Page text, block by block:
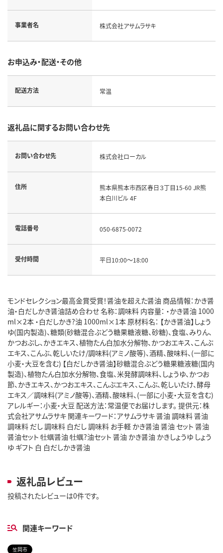
事業者名 株式会社アサムラサキ
お申込み・配送・その他
配送方法 常温
返礼品に関するお問い合わせ先
お問い合わせ先 株式会社ローカル
住所
熊本県熊本市西区春日３丁目15-60 JR熊
本白川ビル 4F
電話番号 050-6875-0072
受付時間 平日10:00～18:00
モンドセレクション最高金賞受賞！醤油を超えた醤油 商品情報：かき醤
油・白だしかき醤油詰め合わせ 名称：調味料 内容量： ・かき醤油 1000
ml×2本 ・白だしかき?油 1000ml×1本 原材料名： 【かき醤油】しょう
ゆ(国内製造)、糖類(砂糖混合ぶどう糖果糖液糖、砂糖)、食塩、みりん、
かつおぶし、かきエキス、植物たん白加水分解物、かつおエキス、こんぶ
エキス、こんぶ、乾しいたけ/調味料(アミノ酸等)、酒精、酸味料、(一部に
小麦・大豆を含む) 【白だしかき醤油】砂糖混合ぶどう糖果糖液糖(国内
製造)、植物たん白加水分解物、食塩、米発酵調味料、しょうゆ、かつお
節、かきエキス、かつおエキス、こんぶエキス、こんぶ、乾しいたけ、酵母
エキス／調味料(アミノ酸等)、酒精、酸味料、(一部に小麦・大豆を含む)
アレルギー：小麦・大豆 配送方法：常温便でお届けします。 提供元：株
式会社アサムラサキ 関連キーワード：アサムラサキ 醤油 調味料 醤油
調味料 だし 調味料 白だし 調味料 お手軽 かき醤油 醤油 セット 醤油
醤油セット 牡蠣醤油 牡蠣?油セット 醤油 かき醤油 かきしょうゆ しょう
ゆ ギフト 白 白だしかき醤油
返礼品レビュー
投稿されたレビューは0件です。
関連キーワード
笠岡市